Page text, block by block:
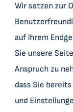
Wir setzen zur
auf Ihrem
Sie unsere
Anspruch zu
dass Sie
und